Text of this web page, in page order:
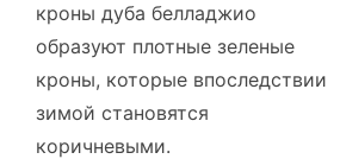
кроны дуба белладжио
образуют плотные зеленые
кроны, которые впоследствии
зимой становятся
коричневыми.